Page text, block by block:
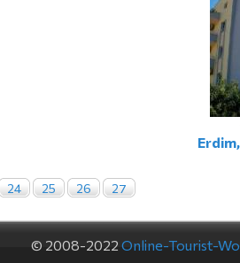
24 25 26 27
© 2008-2022 Online-Tourist-